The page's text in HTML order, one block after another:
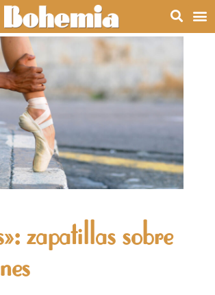
zapatillas sobre